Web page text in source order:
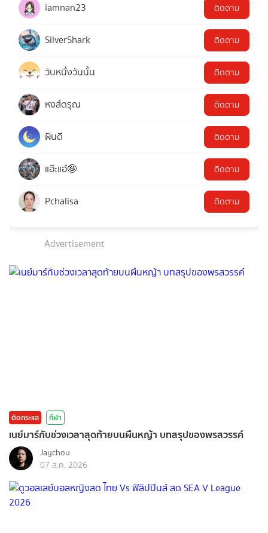
iamnan23 ติดตาม
SilverShark ติดตาม
วันหนึ่งวันนั้น ติดตาม
หงส์ดรุณ ติดตาม
ฝันดี ติดตาม
แอ๊ะแอ๋🤪 ติดตาม
Pchalisa ติดตาม
Advertisement
ติดกระแส กีฬา
เนย์มาร์กับช่วงเวลาสุดท้ายบนผืนหญ้า บทสรุปของพรสวรรค์
Jaychou
07 ส.ค. 2026